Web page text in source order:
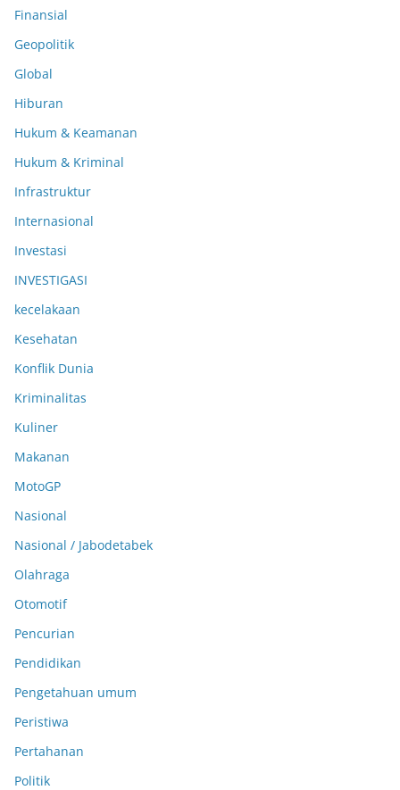
Finansial
Geopolitik
Global
Hiburan
Hukum & Keamanan
Hukum & Kriminal
Infrastruktur
Internasional
Investasi
INVESTIGASI
kecelakaan
Kesehatan
Konflik Dunia
Kriminalitas
Kuliner
Makanan
MotoGP
Nasional
Nasional / Jabodetabek
Olahraga
Otomotif
Pencurian
Pendidikan
Pengetahuan umum
Peristiwa
Pertahanan
Politik